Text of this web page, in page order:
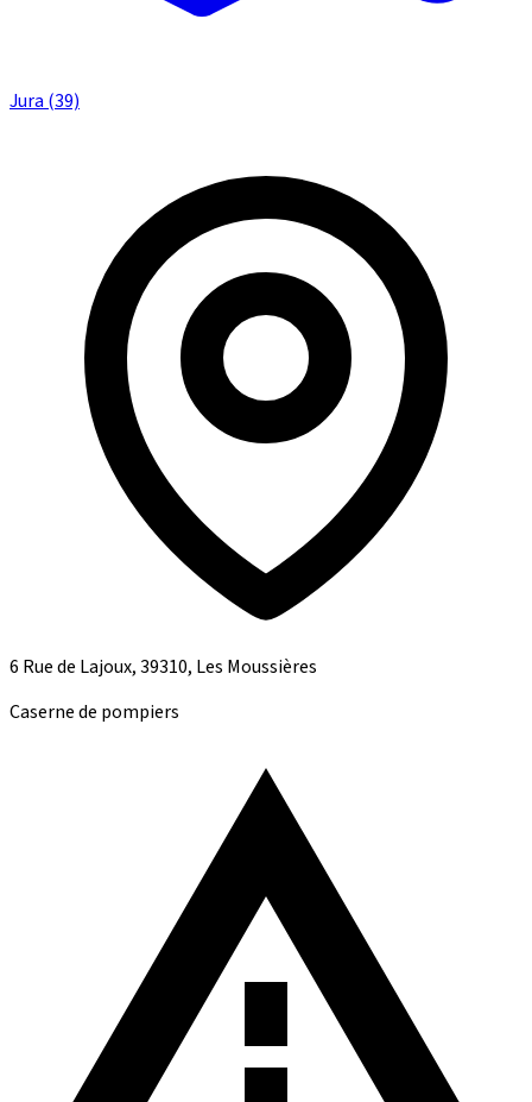
Jura (39)
6 Rue de Lajoux, 39310, Les Moussières
Caserne de pompiers